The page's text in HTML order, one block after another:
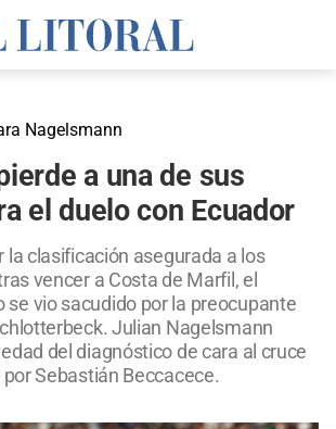
Nagelsmann
a una de sus
el duelo con Ecuador
la clasificación asegurada a los
vencer a Costa de Marfil, el
se vio sacudido por la preocupante
Julian Nagelsmann
del diagnóstico de cara al cruce
Sebastián Beccacece.